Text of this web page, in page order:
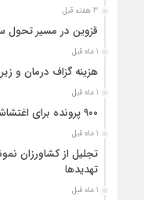
3 هفته قبل
قزوین در مسیر
1 ماه قبل
هزینه‌ گزاف درمان
1 ماه قبل
۹۰۰ پرونده برای اغتشاشگران قزوین تشکیل شده است
1 ماه قبل
تجلیل از کشاورزان
تهدیدها
1 ماه قبل